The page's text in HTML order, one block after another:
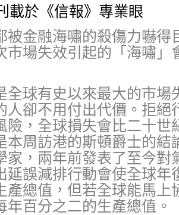
載於《信報》專業眼
被金融海嘯的殺傷力嚇得
市場失效引起的「海嘯」
全球有史以來最大的市
人卻不用付出代價。拒絕
險，全球損失會比二十世
本周訪港的斯頓爵士的結
家，兩年前發表了至今對
延誤減排行動會使全球年
產總值，但若全球能馬上
年百分之二的生產總值。